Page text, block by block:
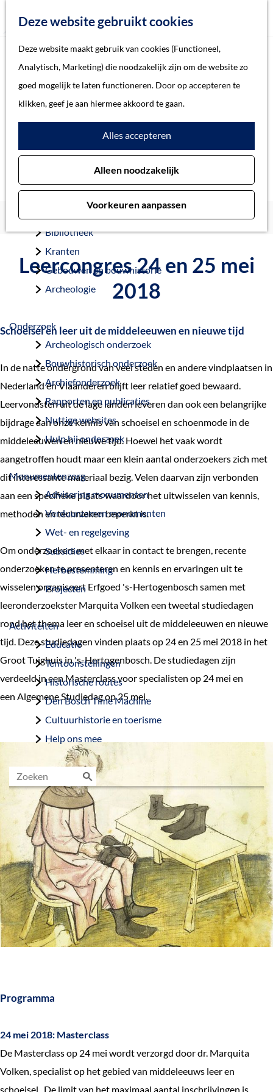
Deze website gebruikt cookies
Deze website maakt gebruik van cookies (Functioneel,
Analytisch, Marketing) die noodzakelijk zijn om de website zo
goed mogelijk te laten functioneren. Door op accepteren te
klikken, geef je aan hiermee akkoord te gaan.
Alles accepteren
Alleen noodzakelijk
Voorkeuren aanpassen
k
e
Home
Verhalen
Thema
Soort object
Collecties
Beeld en geluid
Bibliotheek
Kranten
Gebouwen en bouwhistorie
Archeologie
Onderzoek
Archeologisch onderzoek
Bouwhistorisch onderzoek
Archiefonderzoek
Rapporten en publicaties
Nuttige websites
Hulp bij onderzoek
Monumentenzorg
Advisering monumenten
Verduurzamen monumenten
Wet- en regelgeving
Subsidies
Herbestemming
Projecten
Activiteiten
Educatie
Tentoonstellingen
Historische routes
Den Bosch Time Machine
Cultuurhistorie en toerisme
Help ons mee
Z
o
e
k
e
n
Home Landing Leercongres 24 en 25 mei 2018
Leercongres 24 en 25 mei
2018
Schoeisel en leer uit de middeleeuwen en nieuwe tijd
In de natte ondergrond van veel steden en andere vindplaatsen in
Nederland en Vlaanderen blijft leer relatief goed bewaard.
Leervondsten uit de lage landen leveren dan ook een belangrijke
bijdrage aan onze kennis van schoeisel en schoenmode in de
middeleeuwen en nieuwe tijd. Hoewel het vaak wordt
aangetroffen houdt maar een klein aantal onderzoekers zich met
dit interessante materiaal bezig. Velen daarvan zijn verbonden
aan een specifieke plaats waardoor het uitwisselen van kennis,
methoden en technieken beperkt is.
Om onderzoekers met elkaar in contact te brengen, recente
onderzoeken te presenteren en kennis en ervaringen uit te
wisselen organiseert Erfgoed 's-Hertogenbosch samen met
leeronderzoekster Marquita Volken een tweetal studiedagen
rond het thema leer en schoeisel uit de middeleeuwen en nieuwe
tijd. Deze studiedagen vinden plaats op 24 en 25 mei 2018 in het
Groot Tuighuis in 's-Hertogenbosch. De studiedagen zijn
verdeeld in een Masterclass voor specialisten op 24 mei en
een Algemene Studiedag op 25 mei.
Programma
24 mei 2018: Masterclass
De Masterclass op 24 mei wordt verzorgd door dr. Marquita
Volken, specialist op het gebied van middeleeuws leer en
schoeisel. De limit van het maximaal aantal inschrijvingen is